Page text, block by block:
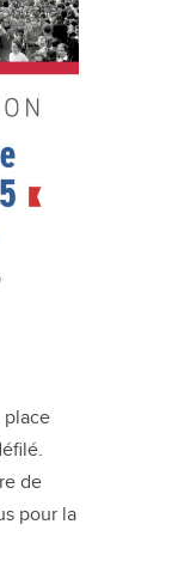
place
de
pour la